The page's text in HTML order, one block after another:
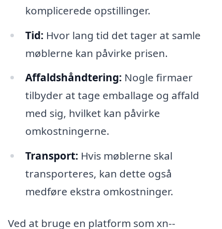
komplicerede opstillinger.
Tid: Hvor lang tid det tager at samle
møblerne kan påvirke prisen.
Affaldshåndtering: Nogle firmaer
tilbyder at tage emballage og affald
med sig, hvilket kan påvirke
omkostningerne.
Transport: Hvis møblerne skal
transporteres, kan dette også
medføre ekstra omkostninger.
Ved at bruge en platform som xn--